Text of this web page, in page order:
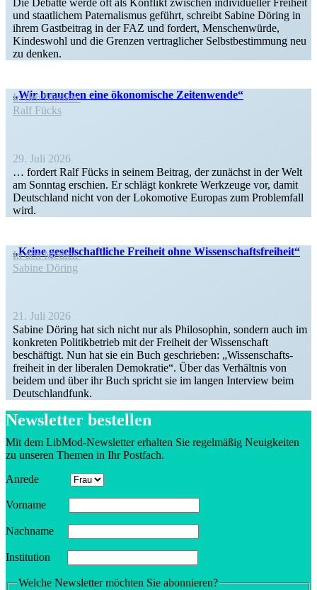
und staat­lichem Pater­na­lismus geführt, schreibt Sabine Döring in
ihrem Gastbeitrag in der FAZ und fordert, Menschen­würde,
Kindeswohl und die Grenzen vertrag­licher Selbst­be­stimmung neu
zu denken.
„Wir brauchen eine ökono­mische Zeitenwende“
In den Medien
Ralf Fücks
29. Juli 2026
… fordert Ralf Fücks in seinem Beitrag, der zunächst in der Welt
am Sonntag erschien. Er schlägt konkrete Werkzeuge vor, damit
Deutschland nicht von der Lokomotive Europas zum Problemfall
wird.
„Keine gesell­schaft­liche Freiheit ohne Wissenschaftsfreiheit“
In den Medien
Sabine Döring
21. Juli 2026
Sabine Döring hat sich nicht nur als Philo­sophin, sondern auch im
konkreten Politik­be­trieb mit der Freiheit der Wissen­schaft
beschäftigt. Nun hat sie ein Buch geschrieben: „Wissen­schafts­
freiheit in der liberalen Demokratie“. Über das Verhältnis von
beidem und über ihr Buch spricht sie im langen Interview beim
Deutschlandfunk.
Newsletter bestellen
Mit dem LibMod-Newsletter erhalten Sie regel­mäßig Neuig­keiten
zu unseren Themen in Ihr Postfach.
Anrede
Vorname
Nachname
Insti­tution
Welche Newsletter möchten Sie abonnieren?